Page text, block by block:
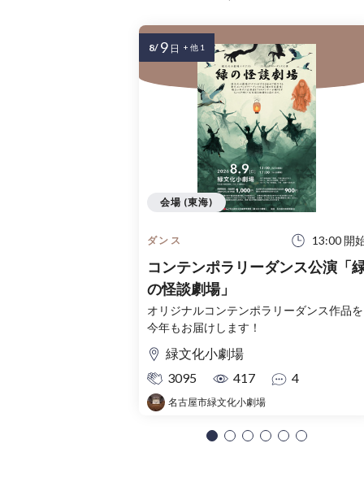
ダンス 13:00 開
コンテンポラリーダンス公演「
の怪談劇場」
オリジナルコンテンポラリーダンス作品を
今年もお届けします！
緑文化小劇場
3095
417 4
名古屋市緑文化小劇場
会場 (東海)
8/ 9 日 + 他 1